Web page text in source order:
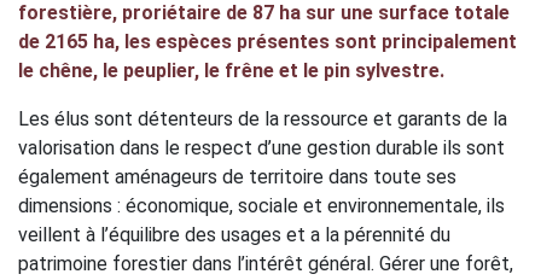
forestière, proriétaire de 87 ha sur une surface totale
de 2165 ha, les espèces présentes sont principalement
le chêne, le peuplier, le frêne et le pin sylvestre.
Les élus sont détenteurs de la ressource et garants de la
valorisation dans le respect d’une gestion durable ils sont
également aménageurs de territoire dans toute ses
dimensions : économique, sociale et environnementale, ils
veillent à l’équilibre des usages et a la pérennité du
patrimoine forestier dans l’intérêt général. Gérer une forêt,